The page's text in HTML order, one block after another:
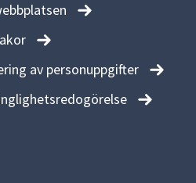
av personuppgifter